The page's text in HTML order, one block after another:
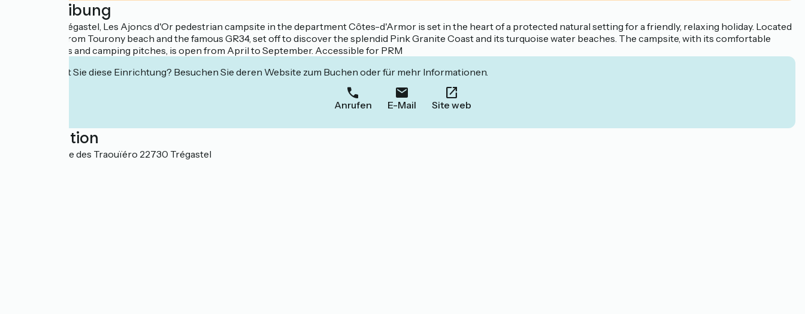
Beschreibung
Situated in Trégastel, Les Ajoncs d'Or pedestrian campsite in the department Côtes-d'Armor is set in the heart of a protected natural setting for a friendly, relaxing holiday. Located
800 metres from Tourony beach and the famous GR34, set off to discover the splendid Pink Granite Coast and its turquoise water beaches. The campsite, with its comfortable
mobile homes and camping pitches, is open from April to September. Accessible for PRM
Interessiert Sie diese Einrichtung? Besuchen Sie deren Website zum Buchen oder für mehr Informationen.
Anrufen E-Mail Site web
Localisation
104-106, Route des Traouïéro 22730 Trégastel